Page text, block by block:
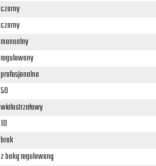
czarny
czarny
manualny
regulowany
profesjonalna
50
wielostrzałowy
10
brak
z baką regulowaną